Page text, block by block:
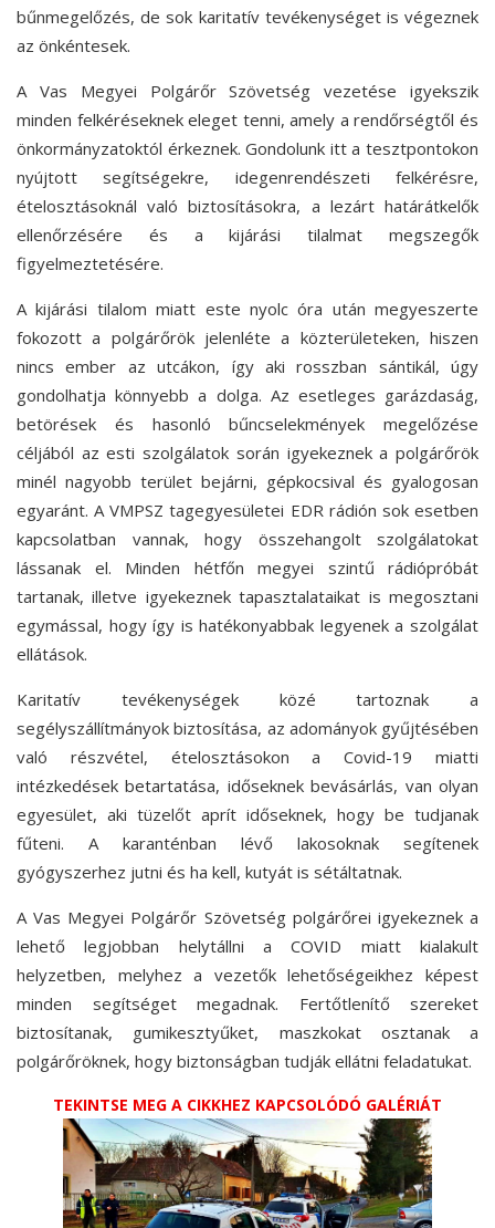
bűnmegelőzés, de sok karitatív tevékenységet is végeznek
az önkéntesek.
A Vas Megyei Polgárőr Szövetség vezetése igyekszik
minden felkéréseknek eleget tenni, amely a rendőrségtől és
önkormányzatoktól érkeznek. Gondolunk itt a tesztpontokon
nyújtott segítségekre, idegenrendészeti felkérésre,
ételosztásoknál való biztosításokra, a lezárt határátkelők
ellenőrzésére és a kijárási tilalmat megszegők
figyelmeztetésére.
A kijárási tilalom miatt este nyolc óra után megyeszerte
fokozott a polgárőrök jelenléte a közterületeken, hiszen
nincs ember az utcákon, így aki rosszban sántikál, úgy
gondolhatja könnyebb a dolga. Az esetleges garázdaság,
betörések és hasonló bűncselekmények megelőzése
céljából az esti szolgálatok során igyekeznek a polgárőrök
minél nagyobb terület bejárni, gépkocsival és gyalogosan
egyaránt. A VMPSZ tagegyesületei EDR rádión sok esetben
kapcsolatban vannak, hogy összehangolt szolgálatokat
lássanak el. Minden hétfőn megyei szintű rádiópróbát
tartanak, illetve igyekeznek tapasztalataikat is megosztani
egymással, hogy így is hatékonyabbak legyenek a szolgálat
ellátások.
Karitatív tevékenységek közé tartoznak a
segélyszállítmányok biztosítása, az adományok gyűjtésében
való részvétel, ételosztásokon a Covid-19 miatti
intézkedések betartatása, időseknek bevásárlás, van olyan
egyesület, aki tüzelőt aprít időseknek, hogy be tudjanak
fűteni. A karanténban lévő lakosoknak segítenek
gyógyszerhez jutni és ha kell, kutyát is sétáltatnak.
A Vas Megyei Polgárőr Szövetség polgárőrei igyekeznek a
lehető legjobban helytállni a COVID miatt kialakult
helyzetben, melyhez a vezetők lehetőségeikhez képest
minden segítséget megadnak. Fertőtlenítő szereket
biztosítanak, gumikesztyűket, maszkokat osztanak a
polgárőröknek, hogy biztonságban tudják ellátni feladatukat.
TEKINTSE MEG A CIKKHEZ KAPCSOLÓDÓ GALÉRIÁT